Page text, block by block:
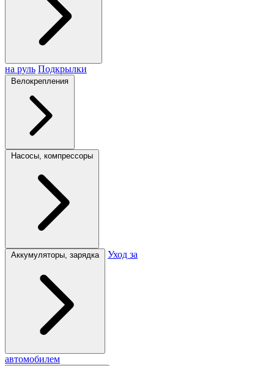
на руль Подкрылки
Велокрепления
Насосы, компрессоры
Аккумуляторы, зарядка Уход за
автомобилем